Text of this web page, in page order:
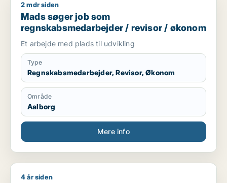
Mads søger job som regnskabsmedarbejder / revisor /
2 mdr siden
Mads søger job som
regnskabsmedarbejder / revisor / økonom
Et arbejde med plads til udvikling
Type
Regnskabsmedarbejder, Revisor, Økonom
Område
Aalborg
Mere info
Peter søger job som projektleder / salgschef / økonomichef
4 år siden